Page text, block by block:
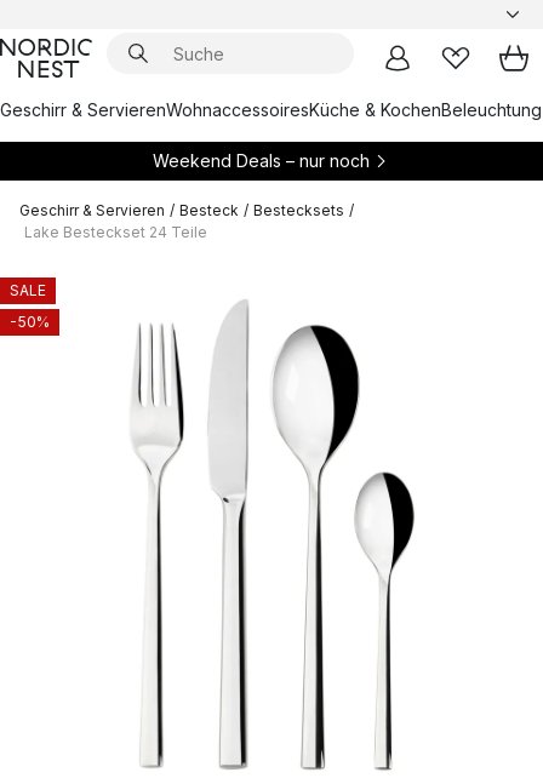
Geschirr & ServierenWohnaccessoiresKüche & KochenBeleuchtung
Weekend Deals – nur noch
Geschirr & Servieren / Besteck / Bestecksets /
Lake Besteckset 24 Teile
SALE
-50%